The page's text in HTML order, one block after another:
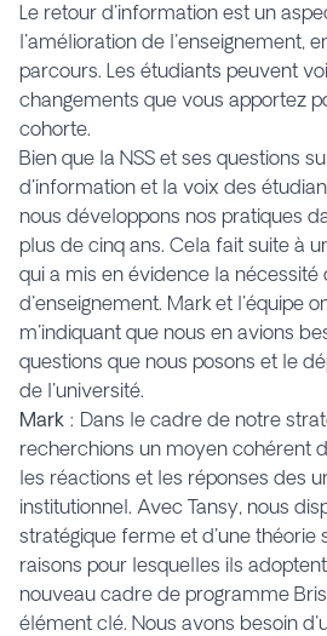
Le retour d'information est un
l'amélioration de l'enseignement,
parcours. Les étudiants peuvent
changements que vous apportez
cohorte.
Bien que la NSS et ses questions
d'information et la voix des
nous développons nos pratiques
plus de cinq ans. Cela fait suite à
qui a mis en évidence la nécessité
d'enseignement. Mark et l'équipe
m'indiquant que nous en avions
questions que nous posons et le
de l'université.
Mark : Dans le cadre de notre
recherchions un moyen cohérent
les réactions et les réponses des
institutionnel. Avec Tansy, nous
stratégique ferme et d'une théorie
raisons pour lesquelles ils
nouveau cadre de programme
élément clé. Nous avons besoin